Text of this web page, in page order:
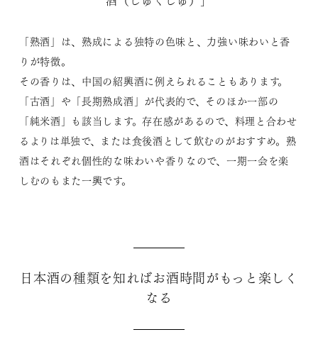
「熟酒」は、熟成による独特の色味と、力強い味わいと香
りが特徴。
その香りは、中国の紹興酒に例えられることもあります。
「古酒」や「長期熟成酒」が代表的で、そのほか一部の
「純米酒」も該当します。存在感があるので、料理と合わせ
るよりは単独で、または食後酒として飲むのがおすすめ。熟
酒はそれぞれ個性的な味わいや香りなので、一期一会を楽
しむのもまた一興です。
日本酒の種類を知ればお酒時間がもっと楽しく
なる